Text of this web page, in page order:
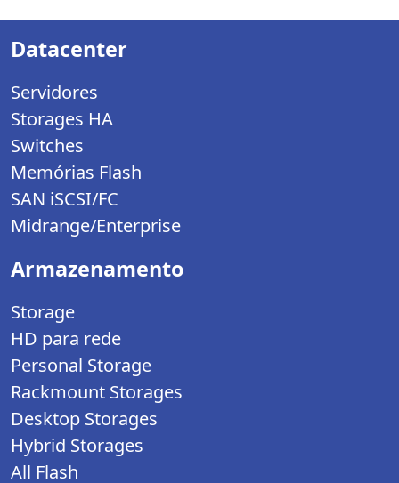
Datacenter
Servidores
Storages HA
Switches
Memórias Flash
SAN iSCSI/FC
Midrange/Enterprise
Armazenamento
Storage
HD para rede
Personal Storage
Rackmount Storages
Desktop Storages
Hybrid Storages
All Flash